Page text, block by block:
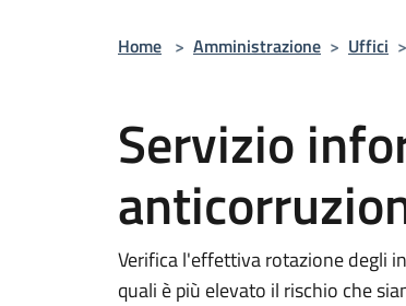
Home > Amministrazione > Uffici >
Servizio
Verifica l'effettiva rotazione degli
quali è più elevato il rischio che